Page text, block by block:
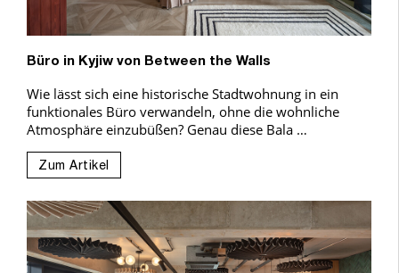
Büro in Kyjiw von Between the Walls
Wie lässt sich eine historische Stadtwohnung in ein
funktionales Büro verwandeln, ohne die wohnliche
Atmosphäre einzubüßen? Genau diese Bala …
Zum Artikel